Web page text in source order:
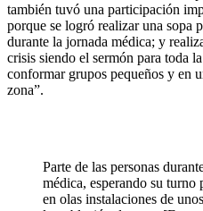
también tuvó una participación
porque se logró realizar una sopa
durante la jornada médica; y
crisis siendo el sermón para toda
conformar grupos pequeños y en
zona”.
Parte de las personas
médica, esperando su turno
en olas instalaciones de